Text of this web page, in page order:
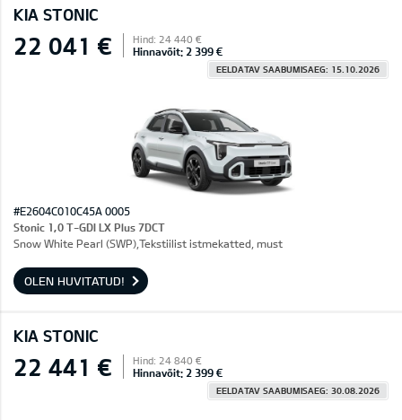
KIA STONIC
22 041 € Hind: 24 440 €
Hinnavõit: 2 399 €
EELDATAV SAABUMISAEG: 15.10.2026
#E2604C010C45A 0005
Stonic 1,0 T-GDI LX Plus 7DCT
Snow White Pearl (SWP),Tekstiilist istmekatted, must
OLEN HUVITATUD!
KIA STONIC
22 441 € Hind: 24 840 €
Hinnavõit: 2 399 €
EELDATAV SAABUMISAEG: 30.08.2026